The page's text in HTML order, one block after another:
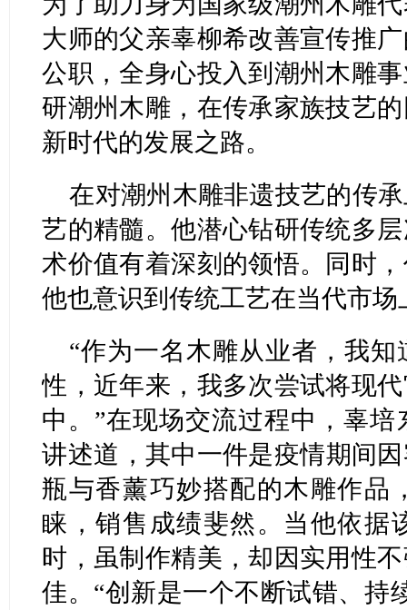
大师的父亲辜柳希改善宣传推
公职，全身心投入到潮州木雕
研潮州木雕，在传承家族技艺
新时代的发展之路。
在对潮州木雕非遗技艺的传
艺的精髓。他潜心钻研传统多
术价值有着深刻的领悟。同时
他也意识到传统工艺在当代市
“作为一名木雕从业者，我
性，近年来，我多次尝试将现
中。”在现场交流过程中，辜
讲述道，其中一件是疫情期间
瓶与香薰巧妙搭配的木雕作品
睐，销售成绩斐然。当他依据
时，虽制作精美，却因实用性
佳。“创新是一个不断试错、持